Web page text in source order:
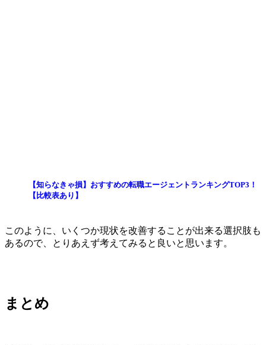
【知らなきゃ損】おすすめの転職エージェントランキングTOP3！
【比較表あり】
このように、いくつか現状を改善することが出来る選択肢も
あるので、とりあえず考えてみると良いと思います。
まとめ